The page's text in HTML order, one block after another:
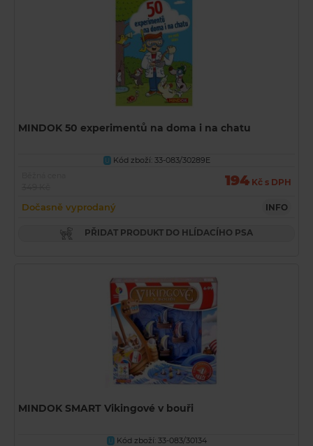
MINDOK 50 experimentů na doma i na chatu
U Kód zboží: 33-083/30289E
194 Kč s DPH
Dočasně vyprodaný INFO
PŘIDAT PRODUKT DO HLÍDACÍHO PSA
MINDOK SMART Vikingové v bouři
U Kód zboží: 33-083/30134